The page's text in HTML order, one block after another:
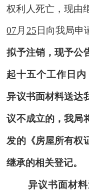
权利人死亡，现由
07月 25 日向我局申
拟予注销，现予公
起十五个工作日内
异议书面材料送达
议不成立的，我局
发的《房屋所有权
继承的相关登记。
异议书面材